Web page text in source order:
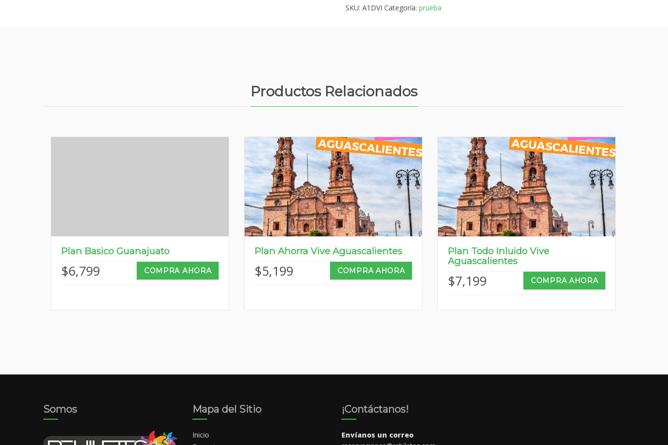
cantidad
SKU:A1DVI Categoría:prueba
Productos Relacionados
Plan Basico Guanajuato
$6,799 COMPRA AHORA
Plan Ahorra Vive Aguascalientes
$5,199 COMPRA AHORA
Plan Todo Inluido Vive
Aguascalientes
$7,199 COMPRA AHORA
Somos Mapa del Sitio
Inicio
¡Contáctanos!
Envíanos un correo